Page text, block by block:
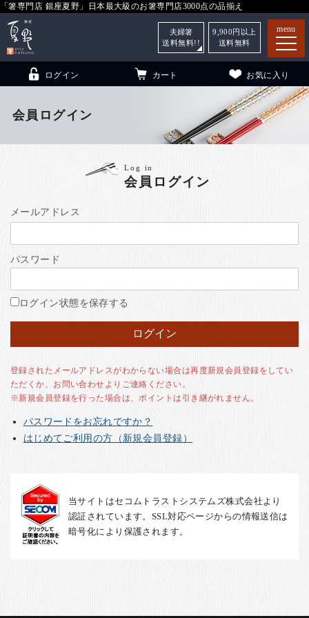
「箸専門店 銀座夏野」日本最大級のお箸専門店3000点の品揃え
menu
（贈答用・自宅用）
銀座夏野・箸長
ご利用ガイド
お客様の声
お知らせ
English
ログイン カート お気に入り
夫婦箸
送料無料!!
9,900 円以上
送料無料
会員ログイン
Log in
会員ログイン
メールアドレス
パスワード
ログイン状態を保存する
登録されたメールアドレスがわからない場合は再度新規会員登録をしてい
ただくか、お問い合わせよりご連絡ください。
※新規会員登録を行った場合は、ポイントは引き継がれません。
パスワードをお忘れですか？
はじめてご利用の方（新規会員登録）
当サイトはセコムトラストシステムズ株式会社より
認証されています。SSL対応ページからの情報送信は
暗号化により保護されます。